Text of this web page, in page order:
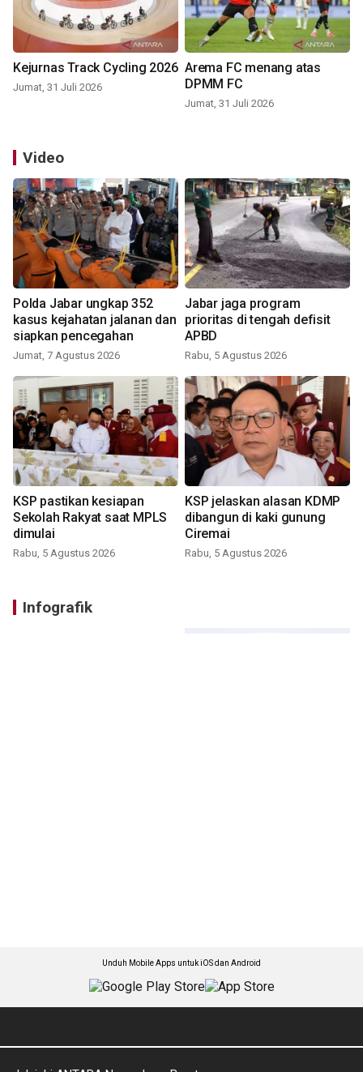
Kejurnas Track Cycling 2026
Jumat, 31 Juli 2026
Arema FC menang atas
DPMM FC
Jumat, 31 Juli 2026
Video
Polda Jabar ungkap 352
kasus kejahatan jalanan dan
siapkan pencegahan
Jumat, 7 Agustus 2026
Jabar jaga program
prioritas di tengah defisit
APBD
Rabu, 5 Agustus 2026
KSP pastikan kesiapan
Sekolah Rakyat saat MPLS
dimulai
Rabu, 5 Agustus 2026
KSP jelaskan alasan KDMP
dibangun di kaki gunung
Ciremai
Rabu, 5 Agustus 2026
Infografik
Unduh Mobile Apps untuk iOS dan Android